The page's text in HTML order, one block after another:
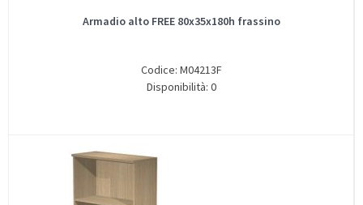
Armadio alto FREE 80x35x180h frassino
Codice: M04213F
Disponibilità: 0